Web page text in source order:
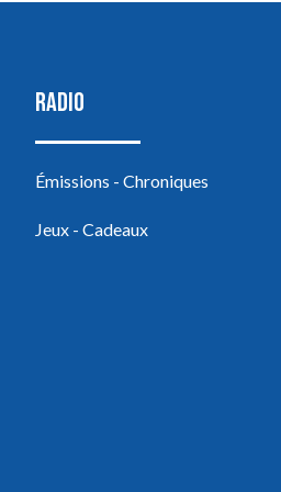
RADIO
Émissions - Chroniques
Jeux - Cadeaux